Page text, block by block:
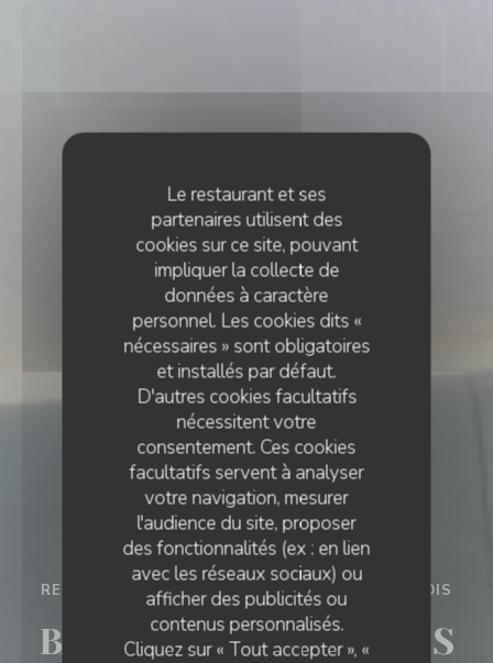
Le restaurant et ses
partenaires utilisent des
cookies sur ce site, pouvant
impliquer la collecte de
données à caractère
personnel. Les cookies dits «
nécessaires » sont obligatoires
et installés par défaut.
D'autres cookies facultatifs
nécessitent votre
consentement. Ces cookies
facultatifs servent à analyser
votre navigation, mesurer
l'audience du site, proposer
des fonctionnalités (ex : en lien
avec les réseaux sociaux) ou
afficher des publicités ou
contenus personnalisés.
Cliquez sur « Tout accepter », «
RESTAURANT ITALIEN - PIZZERIA • LE FRANÇOIS
BAMBINO LE FRANÇOIS